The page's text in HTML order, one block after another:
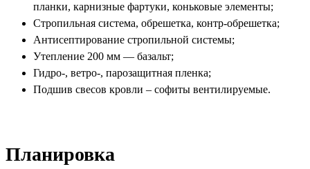
планки, карнизные фартуки, коньковые элементы;
Стропильная система, обрешетка, контр-обрешетка;
Антисептирование стропильной системы;
Утепление 200 мм — базальт;
Гидро-, ветро-, парозащитная пленка;
Подшив свесов кровли – софиты вентилируемые.
Планировка